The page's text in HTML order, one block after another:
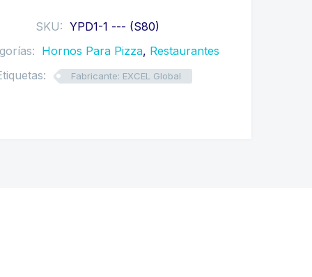
SKU: YPD1-1 --- (S80)
Hornos Para Pizza, Restaurantes
Fabricante: EXCEL Global